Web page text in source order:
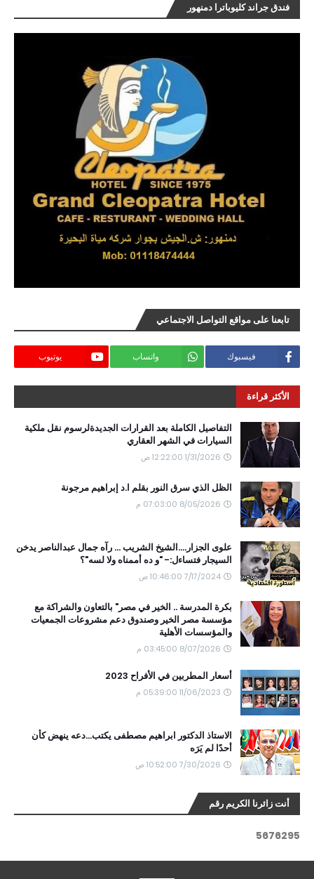
فندق جراند كليوباترا دمنهور
تابعنا على مواقع التواصل الاجتماعي
فيسبوك واتساب يوتيوب
الأكثر قراءة
التفاصيل الكاملة بعد القرارات الجديدةلرسوم نقل ملكية
السيارات في الشهر العقاري
1/31/2026 12:22:00 ص
الظل الذي سرق النور بقلم ا.د إبراهيم مرجونة
8/05/2026 07:03:00 م
علوى الجزار....الشيخ الشريب ... رآه جمال عبدالناصر يدخن
السيجار فتساءل:- "و ده أممناه ولا لسه"؟
7/17/2024 10:46:00 ص
بكرة المدرسة .. الخير في مصر" بالتعاون والشراكة مع
مؤسسة مصر الخير وصندوق دعم مشروعات الجمعيات
والمؤسسات الأهلية
8/07/2026 03:45:00 م
أسعار المطربين في الأفراح 2023
11/06/2023 05:39:00 م
الاستاذ الدكتور ابراهيم مصطفى يكتب...دعه ينهض كأن
أحدًا لم يَرَه
7/30/2026 10:52:00 ص
أنت زائرنا الكريم رقم
5676295